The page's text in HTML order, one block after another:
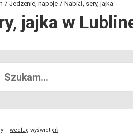
Jedzenie, napoje Nabiał, sery, jajka
jajka w
według wyświetleń